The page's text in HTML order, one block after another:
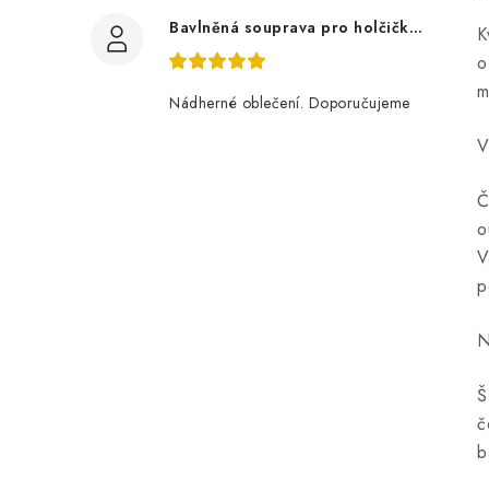
Bavlněná souprava pro holčičku, tmavé květy
Nádherné oblečení. Doporučujeme